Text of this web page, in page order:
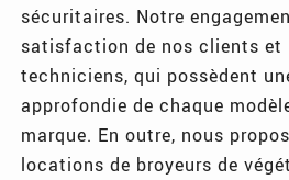
sécuritaires. Notre
satisfaction de nos clients et
techniciens, qui possèdent
approfondie de chaque
marque. En outre, nous
locations de broyeurs de